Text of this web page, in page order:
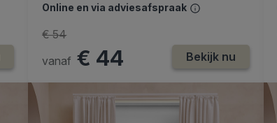
Online en via adviesafspraak
vanaf € 44
€ 54
Bekijk nu